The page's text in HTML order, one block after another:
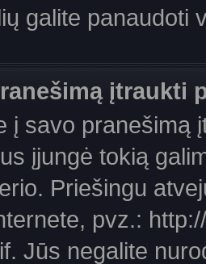
galite panaudoti
įtraukti
į savo pranešimą
įjungė tokią
Priešingu
pvz.:
Jūs negalite